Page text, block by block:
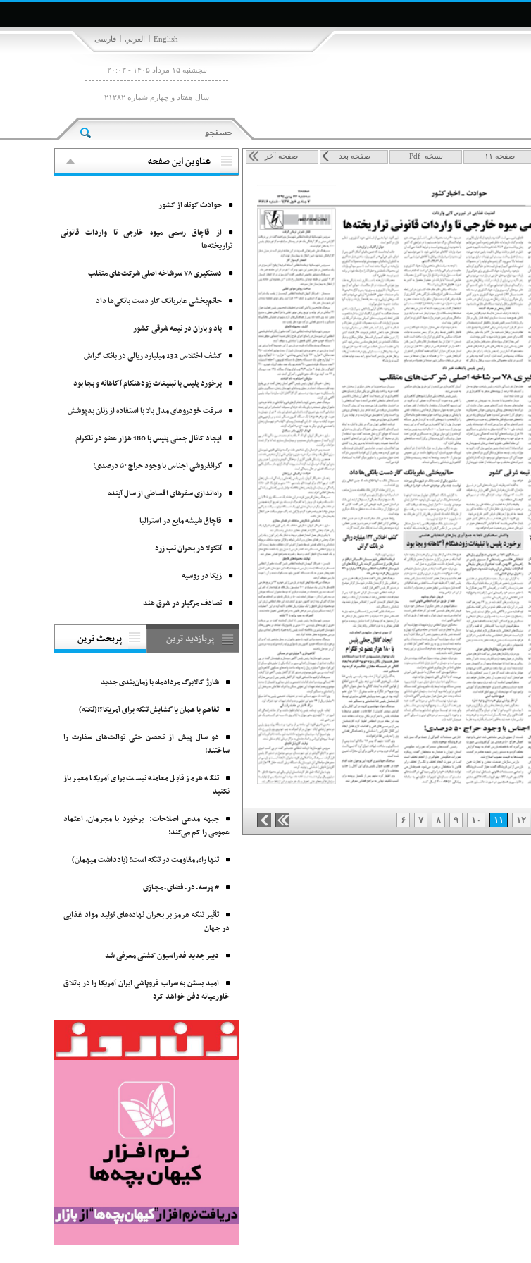
فارسی | العربي | English
پنجشنبه ۱۵ مرداد ۱۴۰۵ - ۲۰:۰۳
سال هفتاد و چهارم شماره ۲۱۲۸۲
صفحه آخر صفحه بعد نسخه Pdf صفحه ۱۱
۶ ۷ ۸ ۹ ۱۰ ۱۱ ۱۲
عناوین این صفحه
حوادث کوتاه از کشور
از قاچاق رسمی میوه خارجی تا واردات قانونی
تراریخته‌ها
دستگیری ۷۸ سرشاخه اصلی شرکت‌های متقلب
حاتم‌بخشی عابربانک کار دست بانکی‌ها داد
باد و باران در نیمه شرقی کشور
کشف اختلاس 132 میلیارد ریالی در بانک گراش
برخورد پلیس با تبلیغات زودهنگام آگاهانه و بجا بود
سرقت خودروهای مدل بالا با استفاده از زنان بدپوشش
ایجاد کانال جعلی پلیس با 180 هزار عضو در تلگرام
گرانفروشی اجناس با وجود حراج ۵۰ درصدی!
راه‌اندازی سفرهای اقساطی از سال آینده
قاچاق شیشه مایع در استرالیا
آنگولا در بحران تب زرد
زیکا در روسیه
تصادف مرگبار در شرق هند
پربازدید ترین پربحث ترین
شارژ کالابرگ مردادماه با زمان‌بندی جدید
تفاهم با عمان یا گشایش تنگه برای آمریکا؟!(نکته)
دو سال پیش از تحصن حتی توالت‌های سفارت را
ساختند!
تنگه هرمز قابل معامله نیست برای آمریکا معبر باز
نکنید
جبهه مدعی اصلاحات: برخورد با مجرمان، اعتماد
عمومی را کم می‌کند!
تنها راه، مقاومت در تنگه است! (یادداشت میهمان)
# پرسه ـ در ـ فضای ـ مجـازی
تأثیر تنگه هرمز بر بحران نهاده‌های تولید مواد غذایی
در جهان
دبیر جدید فدراسیون کشتی معرفی شد
امید بستن به سراب فروپاشی ایران آمریکا را در باتلاق
خاورمیانه دفن خواهد کرد